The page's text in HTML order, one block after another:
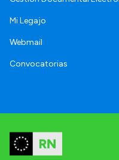
Mi Legajo
Webmail
Convocatorias